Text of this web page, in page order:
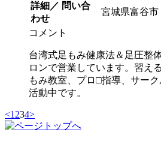
詳細／ 問い合
わせ
宮城県富
コメント
台湾式足もみ健康法＆足圧整
ロンで営業しています。習え
もみ教室、プロ□指導、サー
活動中です。
<1 234>